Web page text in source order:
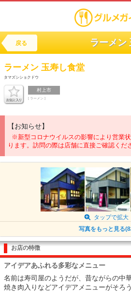
戻る ラーメン
ラーメン 玉寿し食堂
タマズシショクドウ
村上市
[ ラーメン ]
【お知らせ】
※新型コロナウイルスの影響により営業
ります。訪問の際は店舗に直接ご確認くだ
タップで拡大
写真をもっと見る
お店の特徴
アイデアあふれる多彩なメニュー
名前は寿司屋のようだが、昔ながらの中
焼き肉入りなどアイデアメニューがそろ